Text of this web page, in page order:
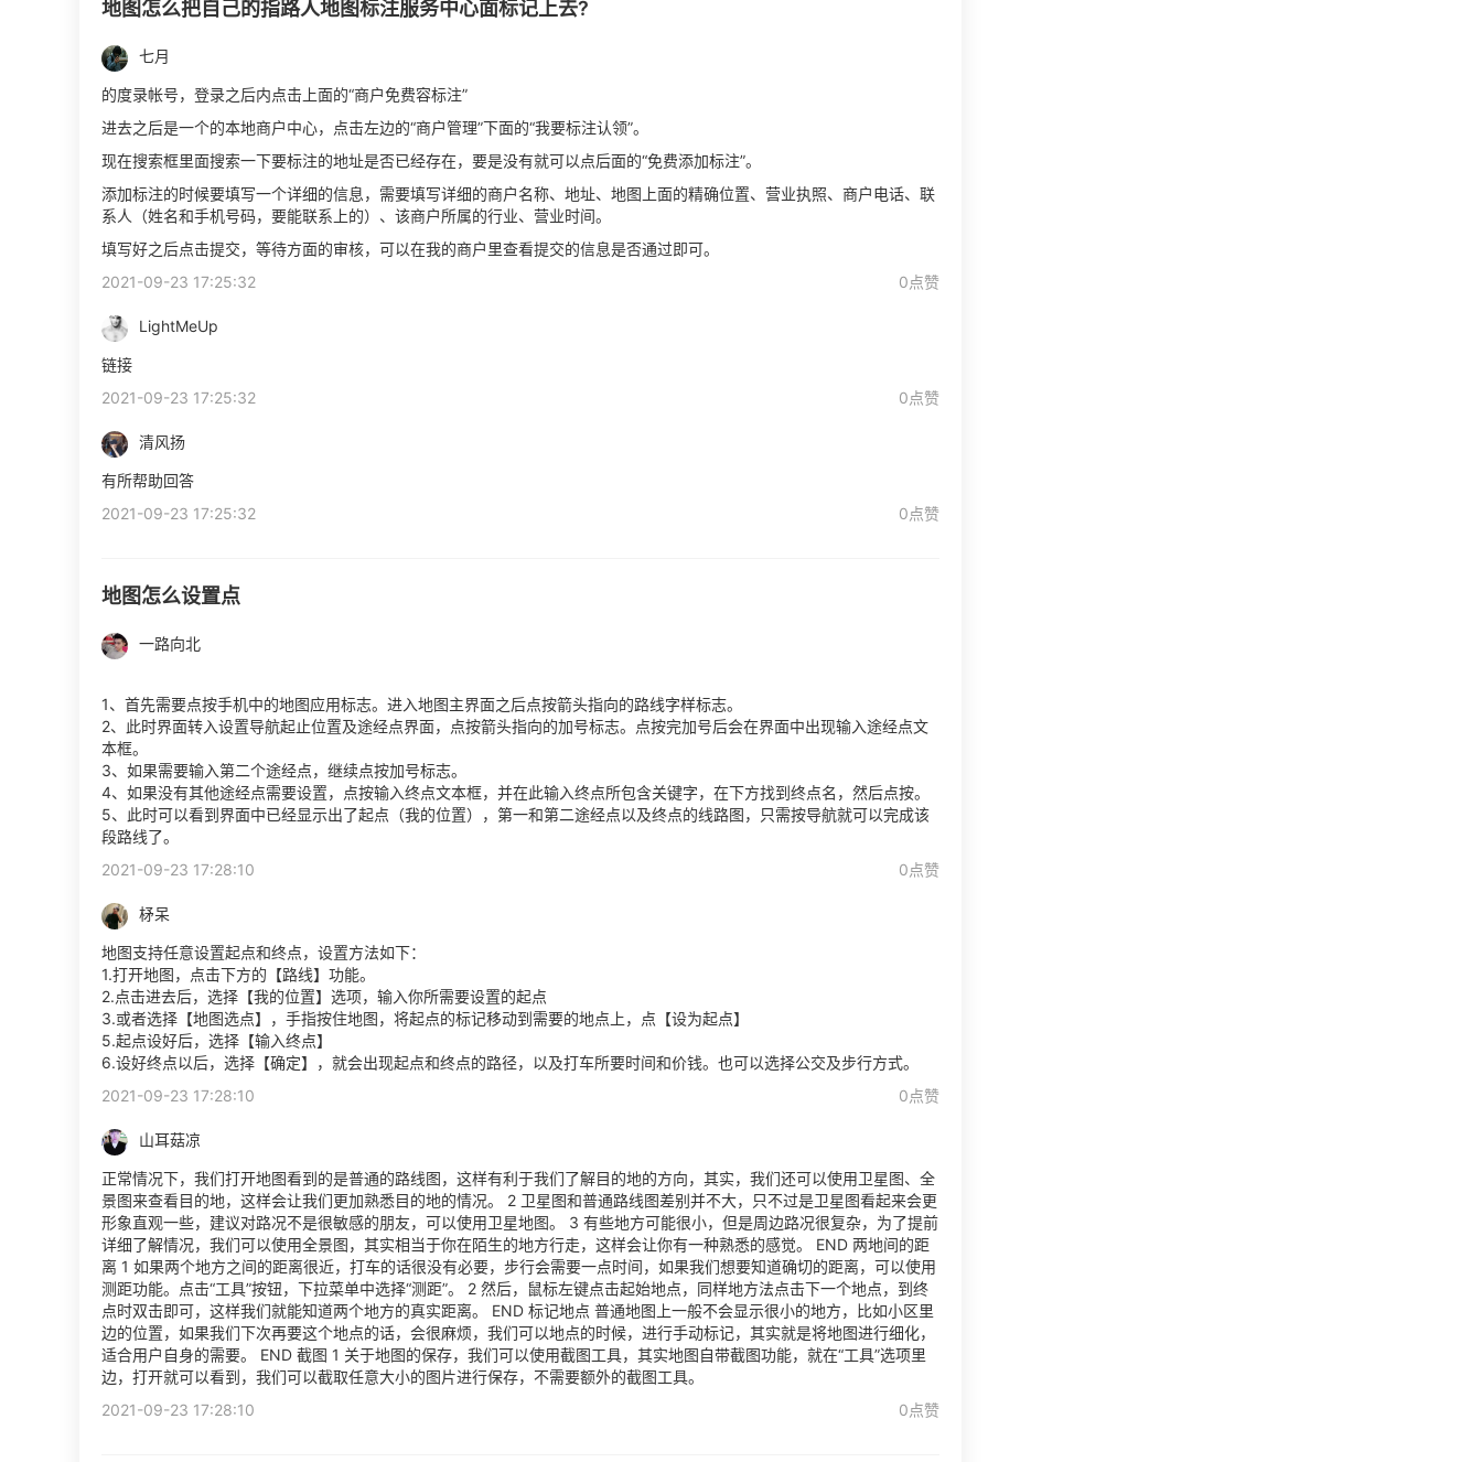
地图怎么把自己的指路人地图标注服务中心面标记上去?
七月
的度录帐号，登录之后内点击上面的“商户免费容标注”
进去之后是一个的本地商户中心，点击左边的“商户管理”下面的“我要标注认领”。
现在搜索框里面搜索一下要标注的地址是否已经存在，要是没有就可以点后面的“免费添加标注”。
添加标注的时候要填写一个详细的信息，需要填写详细的商户名称、地址、地图上面的精确位置、营业执照、商户电话、联
系人（姓名和手机号码，要能联系上的）、该商户所属的行业、营业时间。
填写好之后点击提交，等待方面的审核，可以在我的商户里查看提交的信息是否通过即可。
2021-09-23 17:25:32
0点赞
LightMeUp
链接
2021-09-23 17:25:32
0点赞
清风扬
有所帮助回答
2021-09-23 17:25:32
0点赞
地图怎么设置点
一路向北
1、首先需要点按手机中的地图应用标志。进入地图主界面之后点按箭头指向的路线字样标志。
2、此时界面转入设置导航起止位置及途经点界面，点按箭头指向的加号标志。点按完加号后会在界面中出现输入途经点文
本框。
3、如果需要输入第二个途经点，继续点按加号标志。
4、如果没有其他途经点需要设置，点按输入终点文本框，并在此输入终点所包含关键字，在下方找到终点名，然后点按。
5、此时可以看到界面中已经显示出了起点（我的位置），第一和第二途经点以及终点的线路图，只需按导航就可以完成该
段路线了。
2021-09-23 17:28:10
0点赞
柕呆
地图支持任意设置起点和终点，设置方法如下：
1.打开地图，点击下方的【路线】功能。
2.点击进去后，选择【我的位置】选项，输入你所需要设置的起点
3.或者选择【地图选点】，手指按住地图，将起点的标记移动到需要的地点上，点【设为起点】
5.起点设好后，选择【输入终点】
6.设好终点以后，选择【确定】，就会出现起点和终点的路径，以及打车所要时间和价钱。也可以选择公交及步行方式。
2021-09-23 17:28:10
0点赞
山耳菇凉
正常情况下，我们打开地图看到的是普通的路线图，这样有利于我们了解目的地的方向，其实，我们还可以使用卫星图、全
景图来查看目的地，这样会让我们更加熟悉目的地的情况。 2 卫星图和普通路线图差别并不大，只不过是卫星图看起来会更
形象直观一些，建议对路况不是很敏感的朋友，可以使用卫星地图。 3 有些地方可能很小，但是周边路况很复杂，为了提前
详细了解情况，我们可以使用全景图，其实相当于你在陌生的地方行走，这样会让你有一种熟悉的感觉。 END 两地间的距
离 1 如果两个地方之间的距离很近，打车的话很没有必要，步行会需要一点时间，如果我们想要知道确切的距离，可以使用
测距功能。点击“工具”按钮，下拉菜单中选择“测距”。 2 然后，鼠标左键点击起始地点，同样地方法点击下一个地点，到终
点时双击即可，这样我们就能知道两个地方的真实距离。 END 标记地点 普通地图上一般不会显示很小的地方，比如小区里
边的位置，如果我们下次再要这个地点的话，会很麻烦，我们可以地点的时候，进行手动标记，其实就是将地图进行细化，
适合用户自身的需要。 END 截图 1 关于地图的保存，我们可以使用截图工具，其实地图自带截图功能，就在“工具”选项里
边，打开就可以看到，我们可以截取任意大小的图片进行保存，不需要额外的截图工具。
2021-09-23 17:28:10
0点赞